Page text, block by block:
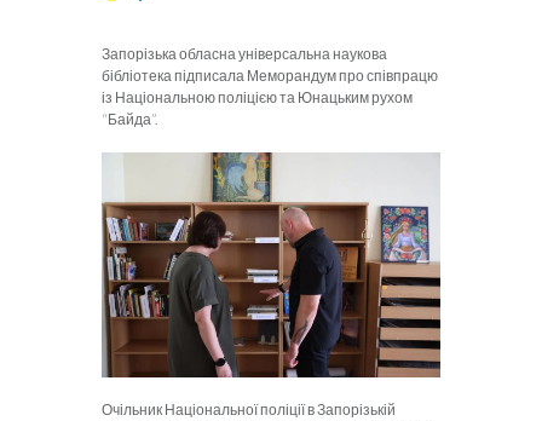
Запорізька обласна універсальна наукова
бібліотека підписала Меморандум про співпрацю
із Національною поліцією та Юнацьким рухом
“Байда”.
Очільник Національної поліції в Запорізькій